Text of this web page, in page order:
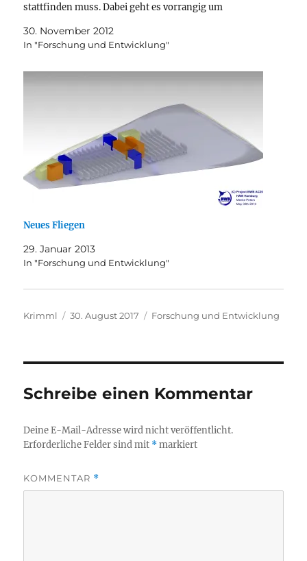
stattfinden muss. Dabei geht es vorrangig um
Boeing, beim Deutschen Institut für Luft- und
Raumfahrt, in…
30. November 2012
In "Forschung und Entwicklung"
Neues Fliegen
29. Januar 2013
In "Forschung und Entwicklung"
Autor
Krimml
Veröffentlicht
30. August 2017 Kategorien
Forschung und Entwicklung
Schreibe einen Kommentar
Deine E-Mail-Adresse wird nicht veröffentlicht.
Erforderliche Felder sind mit *markiert
KOMMENTAR *